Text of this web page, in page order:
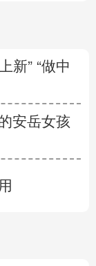
新” “做中
安岳女孩